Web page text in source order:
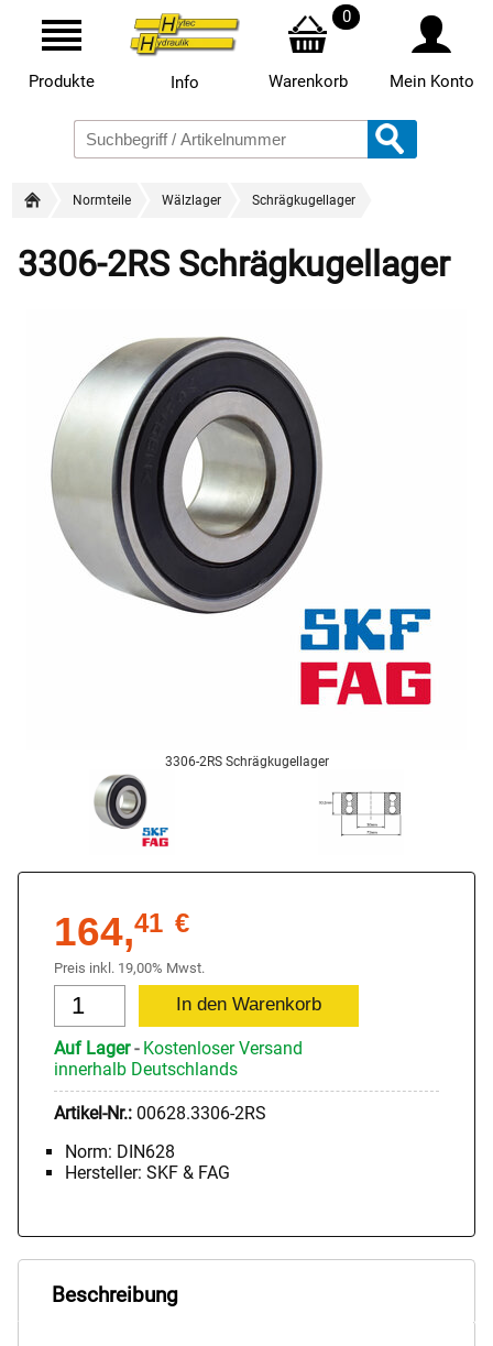
Produkte Info
0
Warenkorb Mein Konto
Normteile Wälzlager Schrägkugellager
3306-2RS Schrägkugellager
3306-2RS Schrägkugellager
164,41 €
Preis inkl. 19,00% Mwst.
Auf Lager- Kostenloser Versand
innerhalb Deutschlands
Artikel-Nr.: 00628.3306-2RS
Norm: DIN628
Hersteller: SKF & FAG
Beschreibung